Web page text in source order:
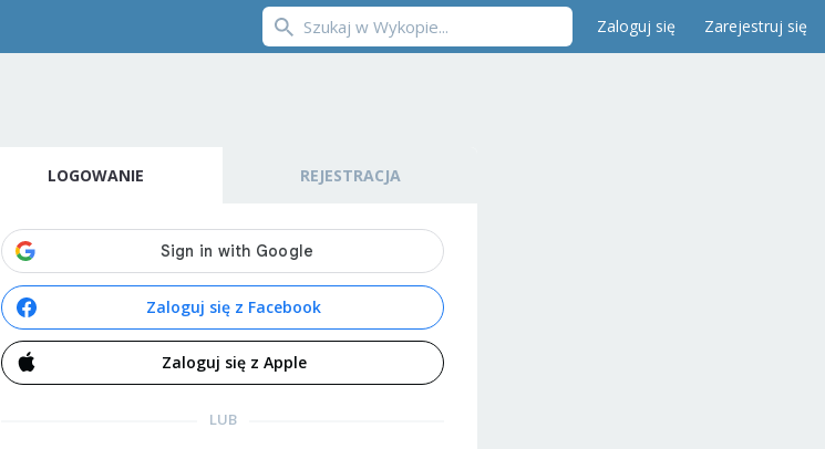
Zaloguj się Zarejestruj się
LOGOWANIE REJESTRACJA
Zaloguj się z Facebook
Zaloguj się z Apple
LUB